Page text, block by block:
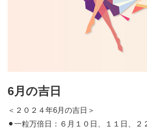
6月の吉日
＜２０２４年6月の吉日＞
⚫︎一粒万倍日：６月１０日、１１日、２